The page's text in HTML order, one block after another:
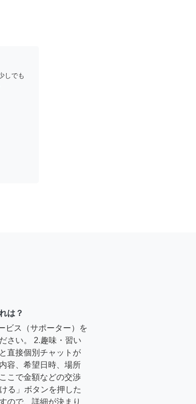
しでも
は？
ビス（サポーター）を
さい。 2.趣味・習い
直接個別チャットが
容、希望日時、場所
こで金額などの交渉
る」ボタンを押した
ので、詳細が決まり